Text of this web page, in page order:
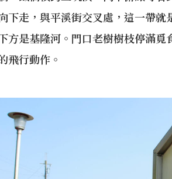
下走，與平溪街交叉處，這一帶
方是基隆河。門口老樹樹枝停滿
飛行動作。